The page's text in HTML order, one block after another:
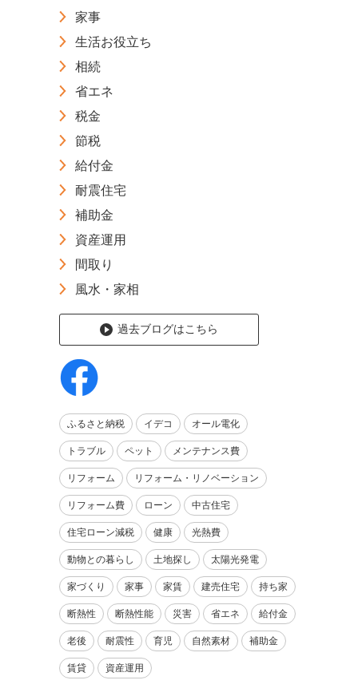
家事
生活お役立ち
相続
省エネ
税金
節税
給付金
耐震住宅
補助金
資産運用
間取り
風水・家相
過去ブログはこちら
ふるさと納税 イデコ オール電化
トラブル ペット メンテナンス費
リフォーム リフォーム・リノベーション
リフォーム費 ローン 中古住宅
住宅ローン減税 健康 光熱費
動物との暮らし 土地探し 太陽光発電
家づくり 家事 家賃 建売住宅 持ち家
断熱性 断熱性能 災害 省エネ 給付金
老後 耐震性 育児 自然素材 補助金
賃貸 資産運用